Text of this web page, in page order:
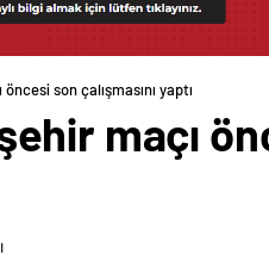
son çalışmasını yaptı
maçı